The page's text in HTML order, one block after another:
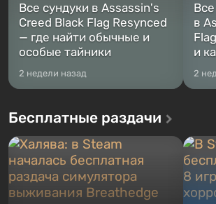
Все сундуки в Assassin's
Creed Black Flag Resynced
— где найти обычные и
особые тайники
2 недели назад
в
и
2
Бесплатные раздачи